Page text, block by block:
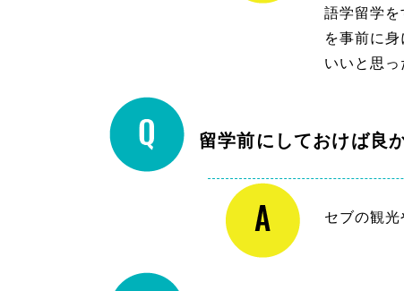
語学留学
を事前に
いいと思っ
留学前にしておけば良
セブの観